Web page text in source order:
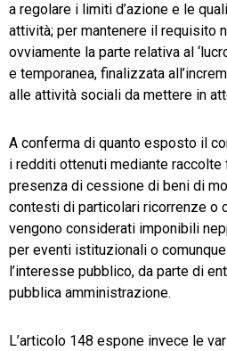
a regolare i limiti d’azione e le
attività; per mantenere il requisito
ovviamente la parte relativa al
e temporanea, finalizzata
alle attività sociali da mettere in
A conferma di quanto esposto il
i redditi ottenuti mediante raccolte
presenza di cessione di beni di
contesti di particolari ricorrenze o
vengono considerati imponibili
per eventi istituzionali o
l’interesse pubblico, da parte di
pubblica amministrazione.
L’articolo 148 espone invece le